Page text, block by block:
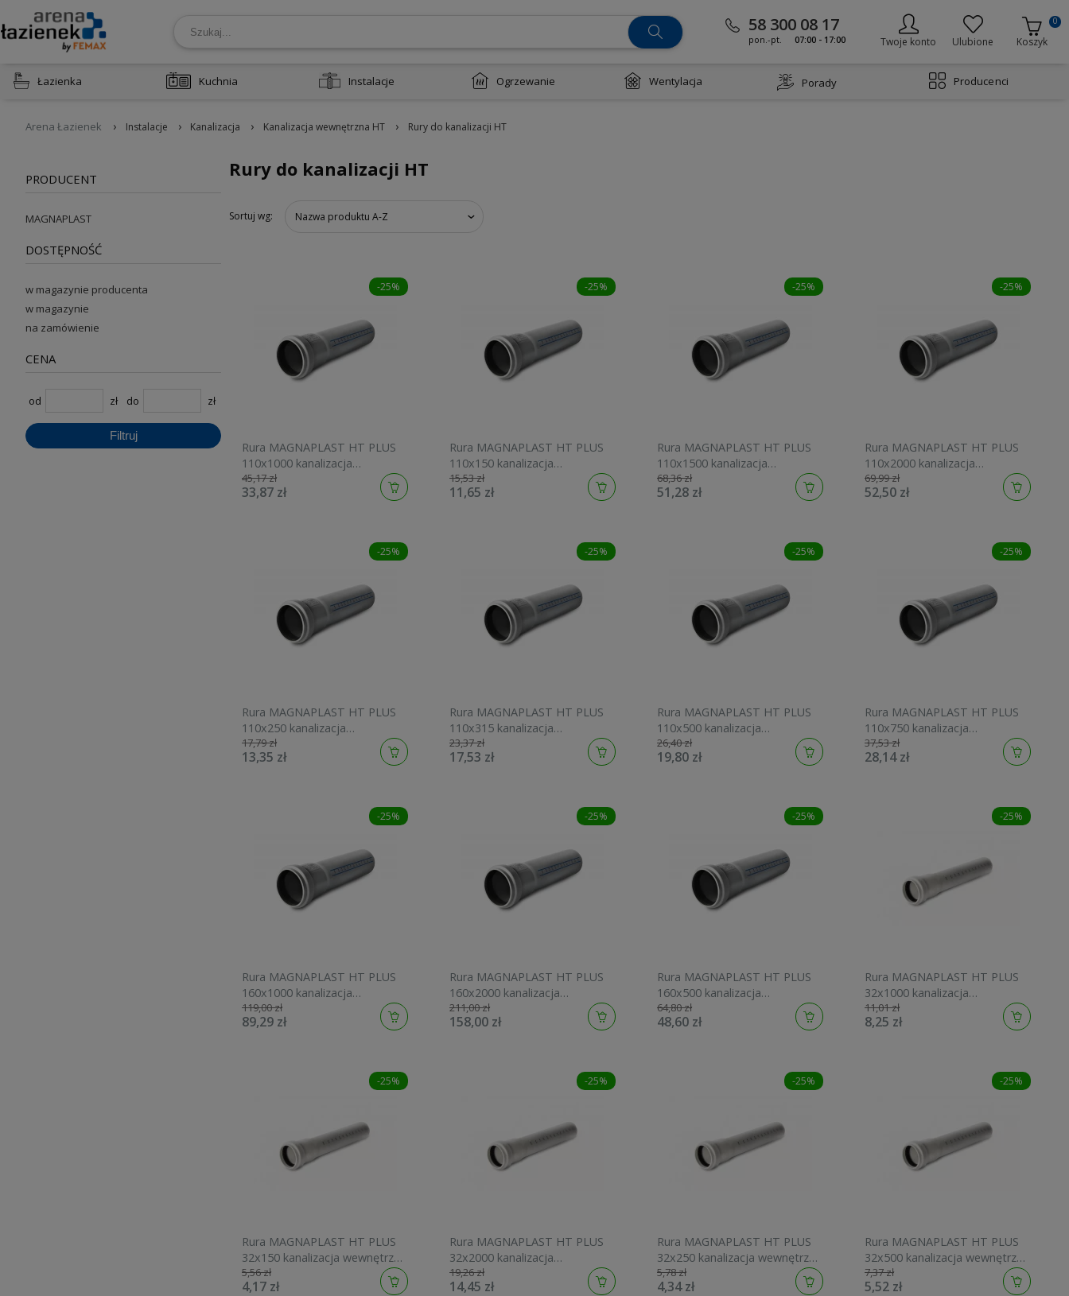
58 300 08 17
pon.-pt. 07:00 - 17:00 Twoje konto Ulubione Koszyk
0
Łazienka Kuchnia Instalacje Ogrzewanie Wentylacja Porady Producenci
Arena Łazienek › Instalacje › Kanalizacja › Kanalizacja wewnętrzna HT › Rury do kanalizacji HT
PRODUCENT
MAGNAPLAST
DOSTĘPNOŚĆ
na zamówienie
w magazynie
w magazynie producenta
CENA
od zł do zł
Filtruj
Rury do kanalizacji HT
Sortuj wg: Nazwa produktu A-Z
-25%
Rura MAGNAPLAST HT PLUS
110x1000 kanalizacja
wewnętrzna 10440
45,17 zł
33,87 zł
-25%
Rura MAGNAPLAST HT PLUS
110x150 kanalizacja
wewnętrzna 10400
15,53 zł
11,65 zł
-25%
Rura MAGNAPLAST HT PLUS
110x1500 kanalizacja
wewnętrzna 10450
68,36 zł
51,28 zł
-25%
Rura MAGNAPLAST HT PLUS
110x2000 kanalizacja
wewnętrzna 10460
69,99 zł
52,50 zł
-25%
Rura MAGNAPLAST HT PLUS
110x250 kanalizacja
wewnętrzna 10410
17,79 zł
13,35 zł
-25%
Rura MAGNAPLAST HT PLUS
110x315 kanalizacja
wewnętrzna 10415
23,37 zł
17,53 zł
-25%
Rura MAGNAPLAST HT PLUS
110x500 kanalizacja
wewnętrzna 10420
26,40 zł
19,80 zł
-25%
Rura MAGNAPLAST HT PLUS
110x750 kanalizacja
wewnętrzna 10430
37,53 zł
28,14 zł
-25%
Rura MAGNAPLAST HT PLUS
160x1000 kanalizacja
wewnętrzna 10640
119,00 zł
89,29 zł
-25%
Rura MAGNAPLAST HT PLUS
160x2000 kanalizacja
wewnętrzna 10660
211,00 zł
158,00 zł
-25%
Rura MAGNAPLAST HT PLUS
160x500 kanalizacja
wewnętrzna 10620
64,80 zł
48,60 zł
-25%
Rura MAGNAPLAST HT PLUS
32x1000 kanalizacja
wewnętrzna 408616
11,01 zł
8,25 zł
-25%
Rura MAGNAPLAST HT PLUS
32x150 kanalizacja wewnętrzna
408116
5,56 zł
4,17 zł
-25%
Rura MAGNAPLAST HT PLUS
32x2000 kanalizacja
wewnętrzna 408816
19,26 zł
14,45 zł
-25%
Rura MAGNAPLAST HT PLUS
32x250 kanalizacja wewnętrzna
408216
5,78 zł
4,34 zł
-25%
Rura MAGNAPLAST HT PLUS
32x500 kanalizacja wewnętrzna
408416
7,37 zł
5,52 zł